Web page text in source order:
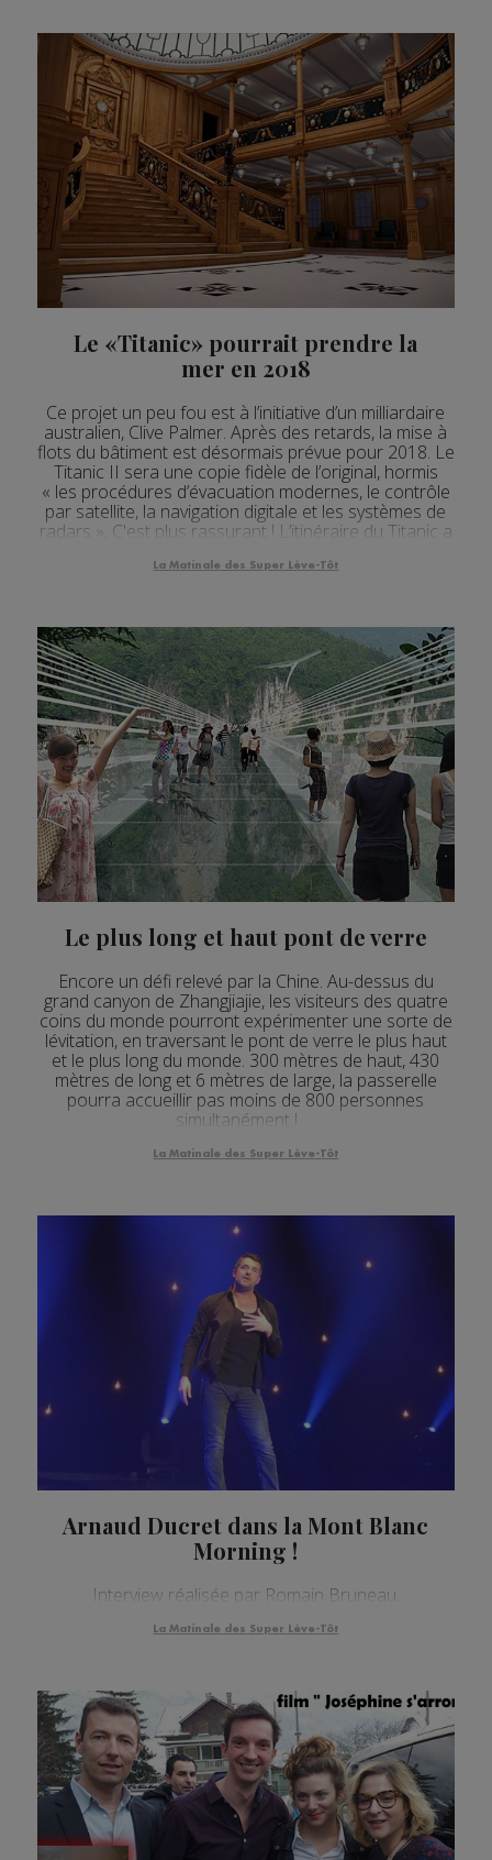
Le «Titanic» pourrait prendre la
mer en 2018
Ce projet un peu fou est à l’initiative d’un milliardaire
australien, Clive Palmer. Après des retards, la mise à
flots du bâtiment est désormais prévue pour 2018. Le
Titanic II sera une copie fidèle de l’original, hormis
« les procédures d’évacuation modernes, le contrôle
par satellite, la navigation digitale et les systèmes de
radars », C'est plus rassurant ! L’itinéraire du Titanic a
La Matinale des Super Lève-Tôt
Le plus long et haut pont de verre
Encore un défi relevé par la Chine. Au-dessus du
grand canyon de Zhangjiajie, les visiteurs des quatre
coins du monde pourront expérimenter une sorte de
lévitation, en traversant le pont de verre le plus haut
et le plus long du monde. 300 mètres de haut, 430
mètres de long et 6 mètres de large, la passerelle
pourra accueillir pas moins de 800 personnes
simultanément !
La Matinale des Super Lève-Tôt
Arnaud Ducret dans la Mont Blanc
Morning !
Interview réalisée par Romain Bruneau.
La Matinale des Super Lève-Tôt